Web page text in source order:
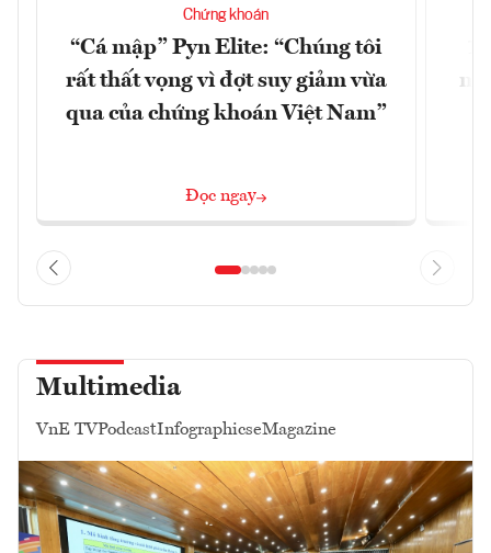
Chứng khoán
“Cá mập” Pyn Elite: “Chúng tôi
rất thất vọng vì đợt suy giảm vừa
qua của chứng khoán Việt Nam”
Đọc ngay
Multimedia
VnE TVPodcastInfographicseMagazine